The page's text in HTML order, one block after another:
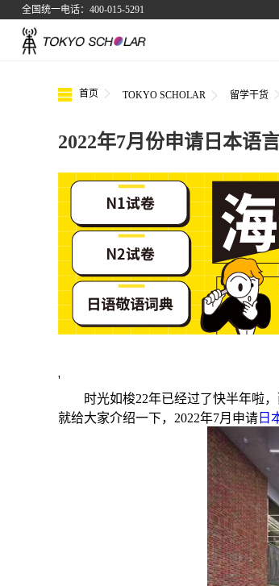
全国统一电话：400-015-5291
首页 TOKYO SCHOLAR 留学干货
2022年7月份申请日本语
'
时光如梭22年已经过了快半年啦，
就给大家介绍一下，2022年7月申请 日